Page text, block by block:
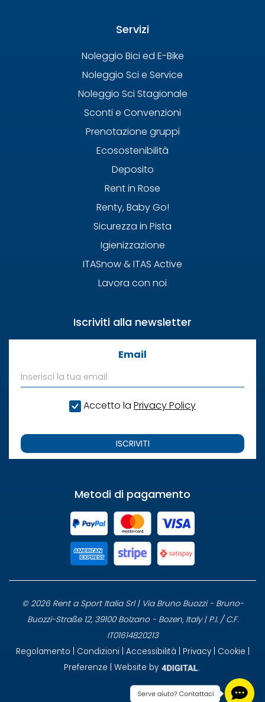
Servizi
Noleggio Bici ed E-Bike
Noleggio Sci e Service
Noleggio Sci Stagionale
Sconti e Convenzioni
Prenotazione gruppi
Ecosostenibilità
Deposito
Rent in Rose
Renty, Baby Go!
Sicurezza in Pista
Igienizzazione
ITASnow & ITAS Active
Lavora con noi
Iscriviti alla newsletter
Email
Accetto la Privacy Policy
ISCRIVITI
Metodi di pagamento
© 2026 Rent a Sport Italia Srl | Via Bruno Buozzi - Bruno-
Buozzi-Straße 12, 39100 Bolzano - Bozen, Italy | P.I. / C.F.
IT01614820213
Regolamento
Condizioni Accessibilità Privacy| Cookie
Preferenze | Website by